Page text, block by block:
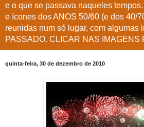
e o que se passava naqueles
e ícones dos ANOS 50/60 (e dos 40/
reunidas num só lugar, com algumas
PASSADO. CLICAR NAS IMAGENS
quinta-feira, 30 de dezembro de 2010